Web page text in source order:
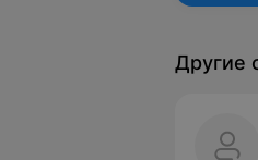
Другие